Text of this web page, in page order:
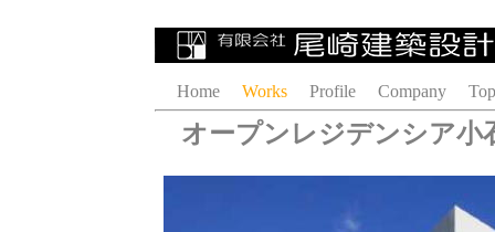
Home Works Profile Company
オープンレジデンシア小